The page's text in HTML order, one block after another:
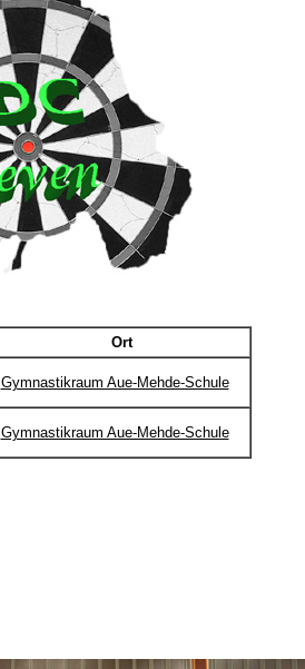
Ort
Gymnastikraum Aue-Mehde-Schule
Gymnastikraum Aue-Mehde-Schule